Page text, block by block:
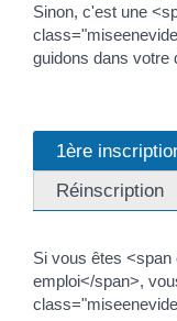
Sinon, c'est une
guidons dans votre
1ère
Réinscription
Si vous êtes
emploi</span>,